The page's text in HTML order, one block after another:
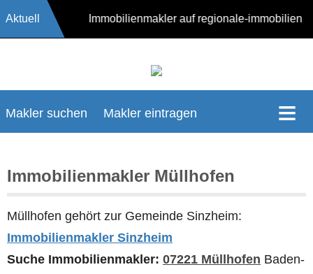
Aktuell 17624 Immobilienmakler auf regionale-
Makler suchen Makler eintragen
Immobilienmakler Müllhofen
Müllhofen gehört zur Gemeinde Sinzheim:
Immobilienmakler Sinzheim
Suche Immobilienmakler: 07221 Müllhofen Baden-